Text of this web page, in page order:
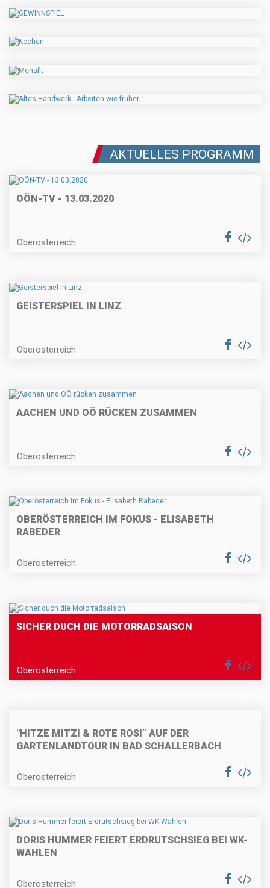
AKTUELLES PROGRAMM
OÖN-TV - 13.03.2020
Oberösterreich
GEISTERSPIEL IN LINZ
Oberösterreich
AACHEN UND OÖ RÜCKEN ZUSAMMEN
Oberösterreich
OBERÖSTERREICH IM FOKUS - ELISABETH
RABEDER
Oberösterreich
SICHER DUCH DIE MOTORRADSAISON
Oberösterreich
"HITZE MITZI & ROTE ROSI” AUF DER
GARTENLANDTOUR IN BAD SCHALLERBACH
Oberösterreich
DORIS HUMMER FEIERT ERDRUTSCHSIEG BEI WK-
WAHLEN
Oberösterreich